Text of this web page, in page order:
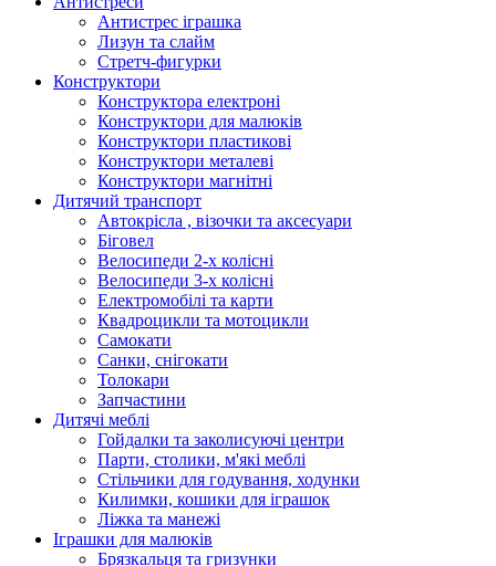
Антистрес іграшка
Лизун та слайм
Стретч-фигурки
Конструктори
Конструктора електроні
Конструктори для малюків
Конструктори пластикові
Конструктори металеві
Конструктори магнітні
Дитячий транспорт
Автокрісла , візочки та аксесуари
Біговел
Велосипеди 2-х колісні
Велосипеди 3-х колісні
Електромобілі та карти
Квадроцикли та мотоцикли
Самокати
Санки, снігокати
Толокари
Запчастини
Дитячі меблі
Гойдалки та заколисуючі центри
Парти, столики, м'які меблі
Стільчики для годування, ходунки
Килимки, кошики для іграшок
Ліжка та манежі
Іграшки для малюків
Брязкальця та гризунки